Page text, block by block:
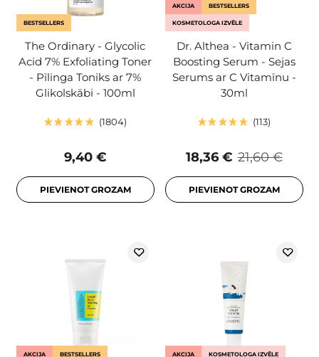
BESTSELLERS
The Ordinary - Glycolic
Acid 7% Exfoliating Toner
- Pīlinga Toniks ar 7%
Glikolskābi - 100ml
1804
9,40 €
PIEVIENOT GROZAM
AKCIJA BESTSELLERS
KOSMETOLOGA IZVĒLE
Dr. Althea - Vitamin C
Boosting Serum - Sejas
Serums ar C Vitamīnu -
30ml
113
21,60 €
18,36 €
PIEVIENOT GROZAM
AKCIJA BESTSELLERS AKCIJA KOSMETOLOGA IZVĒLE